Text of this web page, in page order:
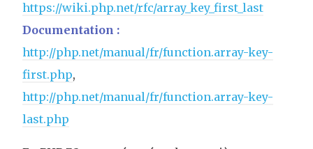
https://wiki.php.net/rfc/array_key_first_last
Documentation :
http://php.net/manual/fr/function.array-key-
first.php,
http://php.net/manual/fr/function.array-key-
last.php